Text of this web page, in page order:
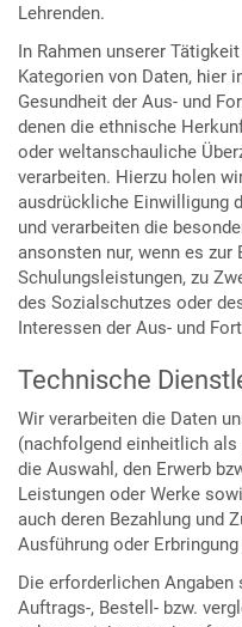
Lehrenden.
In Rahmen unserer
Kategorien von Daten, hier
Gesundheit der Aus- und
denen die ethnische
oder weltanschauliche
verarbeiten. Hierzu holen
ausdrückliche Einwilligung
und verarbeiten die
ansonsten nur, wenn es zur
Schulungsleistungen, zu
des Sozialschutzes oder
Interessen der Aus- und
Technische
Wir verarbeiten die Daten
(nachfolgend einheitlich als
die Auswahl, den Erwerb
Leistungen oder Werke
auch deren Bezahlung und
Ausführung oder
Die erforderlichen
Auftrags-, Bestell- bzw.